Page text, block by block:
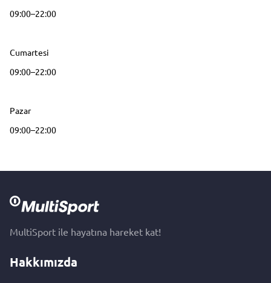
09:00–22:00
Cumartesi
09:00–22:00
Pazar
09:00–22:00
MultiSport ile hayatına hareket kat!
Hakkımızda